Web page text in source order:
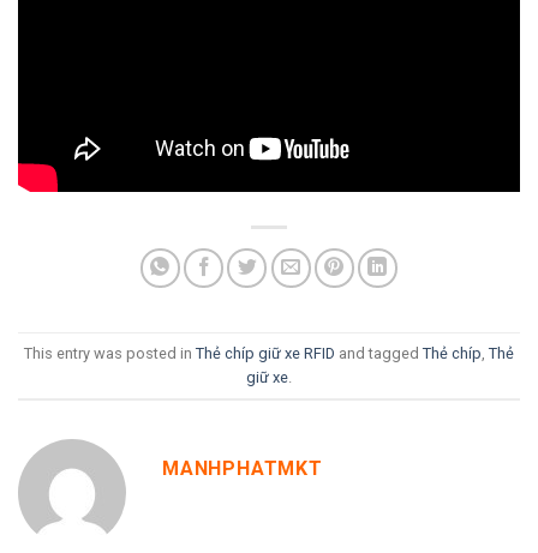
This entry was posted in Thẻ chíp giữ xe RFID and tagged Thẻ chíp Thẻ
giữ xe
MANHPHATMKT